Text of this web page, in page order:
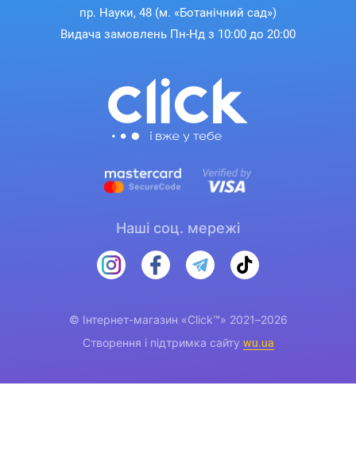
пр. Науки, 48 (м. «Ботанічний сад»)
Видача замовлень Пн-Нд з 10:00 до 20:00
Наші соц. мережі
© Інтернет-магазин «Click™» 2021–2026
Створення і підтримка сайту wu.ua